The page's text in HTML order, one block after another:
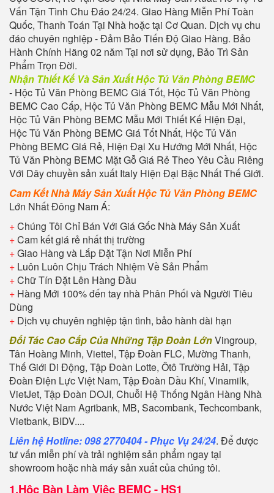
Vấn Tận Tình Chu Đáo 24/24. Giao Hàng Miễn Phí Toàn
Quốc, Thanh Toán Tại Nhà hoặc tại Cơ Quan. Dịch vụ chu
đáo chuyên nghiệp - Đảm Bảo Tiến Độ Giao Hàng. Bảo
Hành Chính Hãng 02 năm Tại nơi sử dụng, Bảo Trì Sản
Phẩm Trọn Đời.
Nhận Thiết Kế Và Sản XuấtHộc Tủ Văn Phòng BEMC
- Hộc Tủ Văn Phòng BEMC Giá Tốt, Hộc Tủ Văn Phòng
BEMC Cao Cấp, Hộc Tủ Văn Phòng BEMC Mẫu Mới Nhất,
Hộc Tủ Văn Phòng BEMC Mẫu Mới Thiết Kế Hiện Đại,
Hộc Tủ Văn Phòng BEMC Giá Tốt Nhất, Hộc Tủ Văn
Phòng BEMC Giá Rẻ, Hiện Đại Xu Hướng Mới Nhất, Hộc
Tủ Văn Phòng BEMC Mặt Gỗ Giá Rẻ Theo Yêu Cầu Riêng
Với Dây chuyền sản xuất Italy Hiện Đại Bậc Nhất Thế Giới.
Cam Kết Nhà Máy Sản XuấtHộc Tủ Văn Phòng BEMC
Lớn Nhất Đông Nam Á:
+Chúng Tôi Chỉ Bán Với Giá Gốc Nhà Máy Sản Xuất
+Cam kết giá rẻ nhất thị trường
+Giao Hàng và Lắp Đặt Tận Nơi Miễn Phí
+ Luôn Luôn Chịu Trách Nhiệm Về Sản Phẩm
+Chữ Tín Đặt Lên Hàng Đầu
+ Hàng Mới 100% đến tay nhà Phân Phối và Người Tiêu
Dùng
+ Dịch vụ chuyên nghiệp tận tình, bảo hành dài hạn
Đối Tác Cao Cấp Của Những Tập Đoàn LớnVingroup,
Tân Hoàng Minh, Viettel, Tập Đoàn FLC, Mường Thanh,
Thế Giới Di Động, Tập Đoàn Lotte, Ôtô Trường Hải, Tập
Đoàn Điện Lực Việt Nam, Tập Đoàn Dầu Khí, Vinamilk,
VietJet, Tập Đoàn DOJI, Chuỗi Hệ Thống Ngân Hàng Nhà
Nước Việt Nam Agribank, MB, Sacombank, Techcombank,
Vietbank, BIDV....
Liên hệ Hotline: 098 2770404 - Phục Vụ 24/24. Để được
tư vấn miễn phí và trải nghiệm sản phẩm ngay tại
showroom hoặc nhà máy sản xuất của chúng tôi.
1.Hộc Bàn Làm Việc BEMC - HS1